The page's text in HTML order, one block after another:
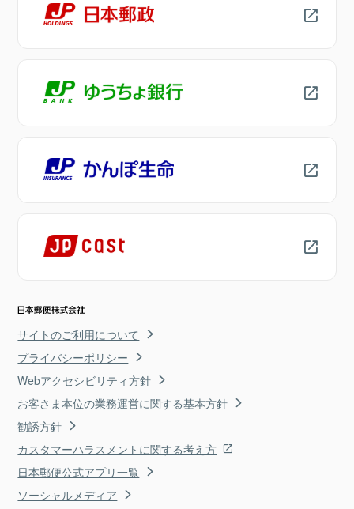
サイトのご利用について
プライバシーポリシー
Webアクセシビリティ方針
お客さま本位の業務運営に関する基本方針
勧誘方針
カスタマーハラスメントに関する考え方
日本郵便公式アプリ一覧
ソーシャルメディア